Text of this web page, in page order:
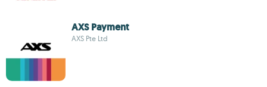
AXS Payment
AXS Pte Ltd